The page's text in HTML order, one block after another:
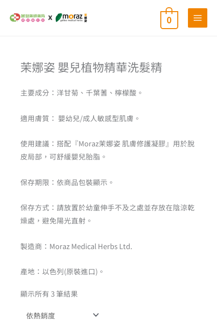
0
茉娜姿 嬰兒植物精華洗髮精
主要成分：洋甘菊、千葉蓍、檸檬酸。
適用膚質： 嬰幼兒/成人敏感型肌膚。
使用建議：搭配『Moraz茉娜姿 肌膚修護凝膠』用於脫
皮局部，可舒緩嬰兒胎脂。
保存期限：依商品包裝顯示。
保存方式：請放置於幼童伸手不及之處並存放在陰涼乾
燥處，避免陽光直射。
製造商：Moraz Medical Herbs Ltd.
產地：以色列(原裝進口)。
顯示所有 3 筆結果
熱
銷
序